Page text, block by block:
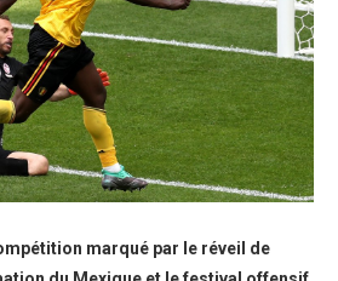
marqué par le réveil de